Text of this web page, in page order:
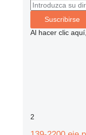
Suscribirse
Al hacer clic
2